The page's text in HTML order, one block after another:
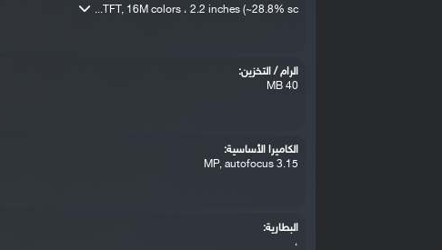
TFT, 16M colors ، 2.2 inches (~28.8% sc...
الرام / التخزين:
40 MB
الكاميرا الأساسية:
3.15 MP, autofocus
البطارية:
،